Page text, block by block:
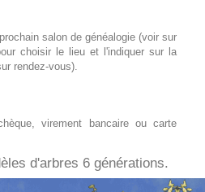
salon de généalogie (voir sur
choisir le lieu et l'indiquer sur la
rendez-vous).
virement bancaire ou carte
d'arbres 6 générations.